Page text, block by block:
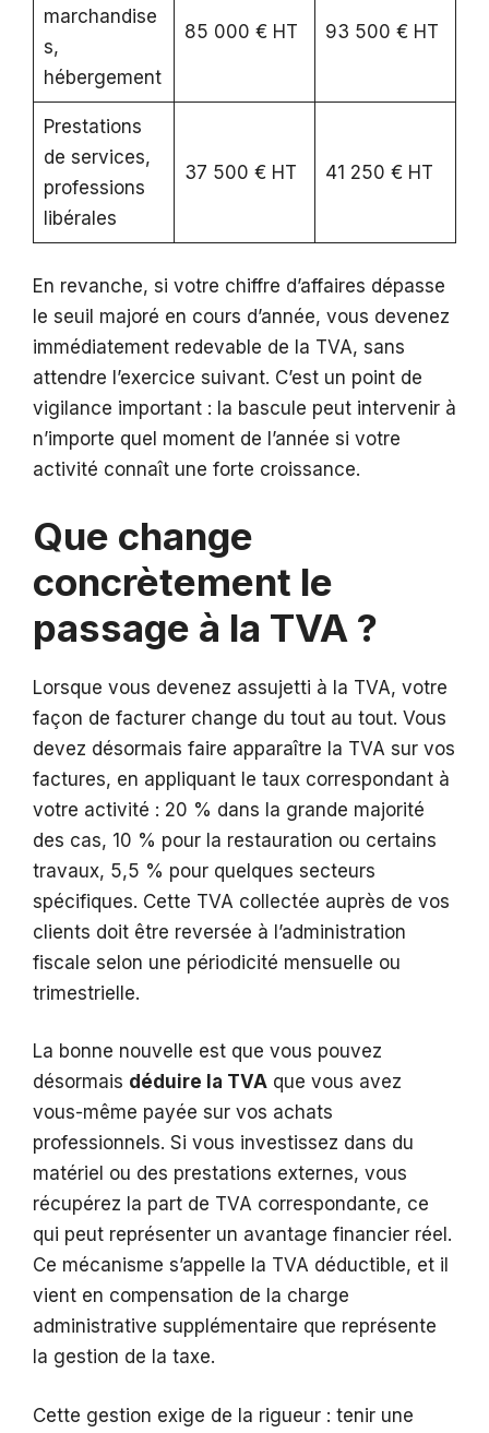
marchandise
s,
hébergement
85 000 € HT 93 500 € HT
Prestations
de services,
professions
libérales
37 500 € HT 41 250 € HT
En revanche, si votre chiffre d’affaires dépasse
le seuil majoré en cours d’année, vous devenez
immédiatement redevable de la TVA, sans
attendre l’exercice suivant. C’est un point de
vigilance important : la bascule peut intervenir à
n’importe quel moment de l’année si votre
activité connaît une forte croissance.
Que change
concrètement le
passage à la TVA ?
Lorsque vous devenez assujetti à la TVA, votre
façon de facturer change du tout au tout. Vous
devez désormais faire apparaître la TVA sur vos
factures, en appliquant le taux correspondant à
votre activité : 20 % dans la grande majorité
des cas, 10 % pour la restauration ou certains
travaux, 5,5 % pour quelques secteurs
spécifiques. Cette TVA collectée auprès de vos
clients doit être reversée à l’administration
fiscale selon une périodicité mensuelle ou
trimestrielle.
La bonne nouvelle est que vous pouvez
désormais déduire la TVA que vous avez
vous-même payée sur vos achats
professionnels. Si vous investissez dans du
matériel ou des prestations externes, vous
récupérez la part de TVA correspondante, ce
qui peut représenter un avantage financier réel.
Ce mécanisme s’appelle la TVA déductible, et il
vient en compensation de la charge
administrative supplémentaire que représente
la gestion de la taxe.
Cette gestion exige de la rigueur : tenir une